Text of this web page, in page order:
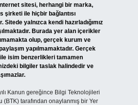
sitesi, herhangi bir marka,
şirketi ile hiçbir bağlantısı
Sitede yalnızca kendi hazırladığımız
Burada yer alan içerikler
olup, gerçek kurum ve
yapılmamaktadır. Gerçek
isim benzerlikleri tamamen
bilgiler taslak halindedir ve
Kanun gereğince Bilgi Teknolojileri
(BTK) tarafından onaylanmış bir Yer